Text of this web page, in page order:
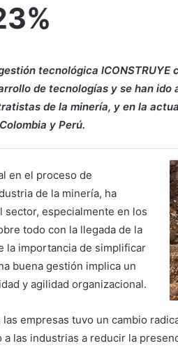
tecnológica
de tecnologías y se han
de la minería, y en la
y Perú.
en el proceso de
de la minería, ha
sector, especialmente en los
todo con la llegada de la
la importancia de simplificar
buena gestión implica un
y agilidad organizacional.
las empresas tuvo un cambio
las industrias a reducir la